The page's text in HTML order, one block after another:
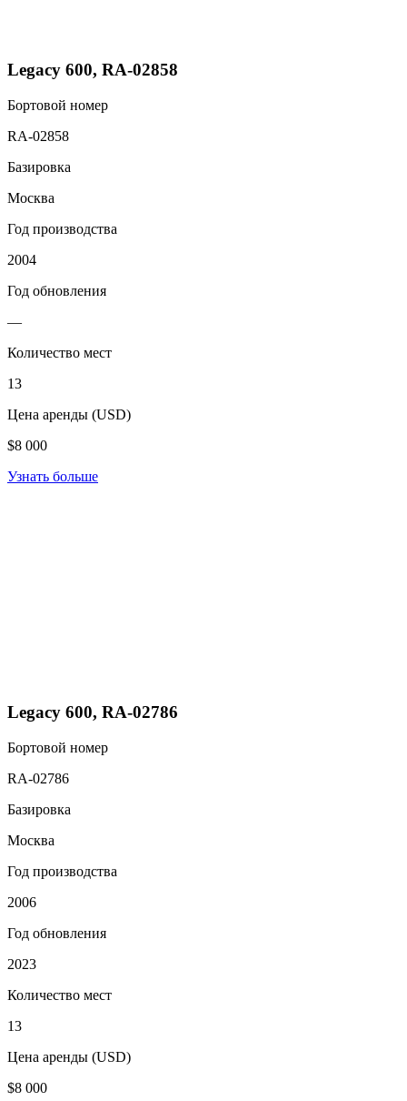
Legacy 600, RA-02858
Бортовой номер
RA-02858
Базировка
Москва
Год производства
2004
Год обновления
—
Количество мест
13
Цена аренды (USD)
$8 000
Узнать больше
Legacy 600, RA-02786
Бортовой номер
RA-02786
Базировка
Москва
Год производства
2006
Год обновления
2023
Количество мест
13
Цена аренды (USD)
$8 000